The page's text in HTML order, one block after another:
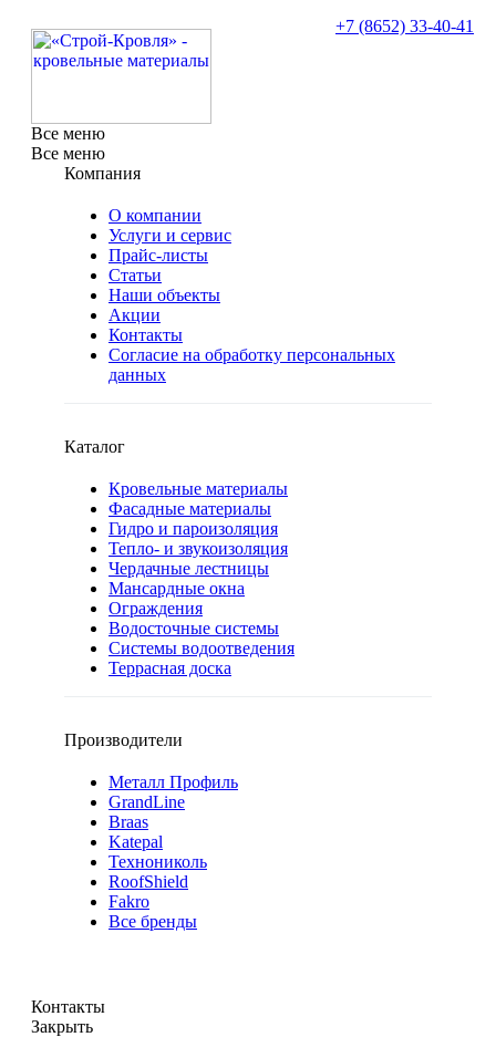
+7 (8652) 33-40-41
Все меню
Все меню
Компания
О компании
Услуги и сервис
Прайс-листы
Cтатьи
Наши объекты
Акции
Контакты
Согласие на обработку персональных
данных
Каталог
Кровельные материалы
Фасадные материалы
Гидро и пароизоляция
Тепло- и звукоизоляция
Чердачные лестницы
Мансардные окна
Ограждения
Водосточные системы
Системы водоотведения
Террасная доска
Производители
Металл Профиль
GrandLine
Braas
Katepal
Технониколь
RoofShield
Fakro
Все бренды
Контакты
Закрыть